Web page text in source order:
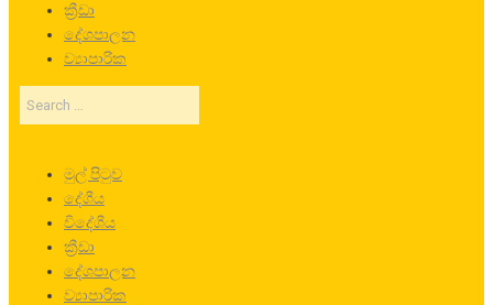
ක්‍රීඩා
දේශපාලන
ව්‍යාපාරික
Search
…
මුල් පිටුව
දේශීය
විදේශීය
ක්‍රීඩා
දේශපාලන
ව්‍යාපාරික